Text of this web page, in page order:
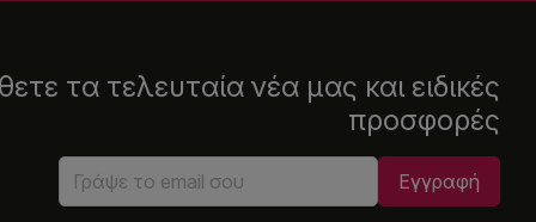
τα τελευταία νέα μας και ειδικές
προσφορές